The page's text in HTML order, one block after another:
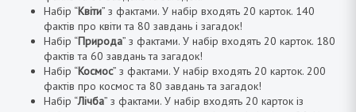
Набір “Квіти” з фактами. У набір входять 20 карток. 140
фактів про квіти та 80 завдань і загадок!
Набір “Природа” з фактами. У набір входять 20 карток. 180
фактів та 60 завдань та загадок!
Набір “Космос” з фактами. У набір входять 20 карток. 200
фактів про космос та 80 завдань та загадок!
Набір “Лічба” з фактами. У набір входять 20 карток із